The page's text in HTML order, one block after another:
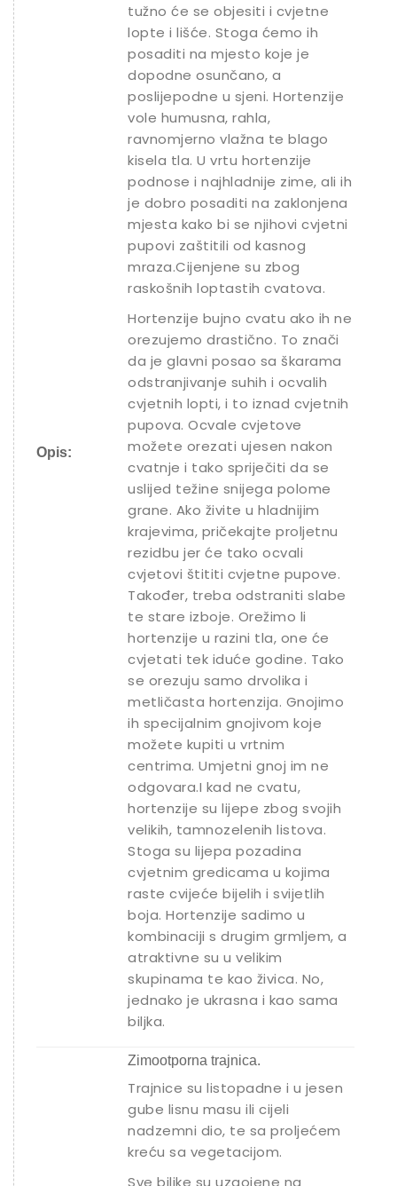
Opis:
tužno će se objesiti i cvjetne
lopte i lišće. Stoga ćemo ih
posaditi na mjesto koje je
dopodne osunčano, a
poslijepodne u sjeni. Hortenzije
vole humusna, rahla,
ravnomjerno vlažna te blago
kisela tla. U vrtu hortenzije
podnose i najhladnije zime, ali ih
je dobro posaditi na zaklonjena
mjesta kako bi se njihovi cvjetni
pupovi zaštitili od kasnog
mraza.Cijenjene su zbog
raskošnih loptastih cvatova.
Hortenzije bujno cvatu ako ih ne
orezujemo drastično. To znači
da je glavni posao sa škarama
odstranjivanje suhih i ocvalih
cvjetnih lopti, i to iznad cvjetnih
pupova. Ocvale cvjetove
možete orezati ujesen nakon
cvatnje i tako spriječiti da se
uslijed težine snijega polome
grane. Ako živite u hladnijim
krajevima, pričekajte proljetnu
rezidbu jer će tako ocvali
cvjetovi štititi cvjetne pupove.
Također, treba odstraniti slabe
te stare izboje. Orežimo li
hortenzije u razini tla, one će
cvjetati tek iduće godine. Tako
se orezuju samo drvolika i
metličasta hortenzija. Gnojimo
ih specijalnim gnojivom koje
možete kupiti u vrtnim
centrima. Umjetni gnoj im ne
odgovara.I kad ne cvatu,
hortenzije su lijepe zbog svojih
velikih, tamnozelenih listova.
Stoga su lijepa pozadina
cvjetnim gredicama u kojima
raste cvijeće bijelih i svijetlih
boja. Hortenzije sadimo u
kombinaciji s drugim grmljem, a
atraktivne su u velikim
skupinama te kao živica. No,
jednako je ukrasna i kao sama
biljka.
Zimootporna trajnica.
Trajnice su listopadne i u jesen
gube lisnu masu ili cijeli
nadzemni dio, te sa proljećem
kreću sa vegetacijom.
Sve biljke su uzgojene na